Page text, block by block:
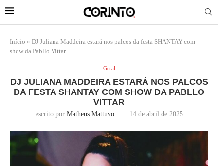
Início » DJ Juliana Maddeira estará nos palcos da festa SHANTAY com
show da Pabllo Vittar
Geral
DJ JULIANA MADDEIRA ESTARÁ NOS PALCOS
DA FESTA SHANTAY COM SHOW DA PABLLO
VITTAR
escrito por Matheus Mattuvo 14 de abril de 2025